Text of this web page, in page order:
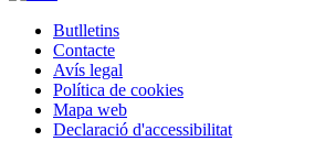
Peu
Butlletins
Contacte
Avís legal
Política de cookies
Mapa web
Declaració d'accessibilitat